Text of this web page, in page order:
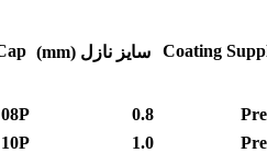
Coating سایز نازل (mm)
0.8
08P
1.0
10P